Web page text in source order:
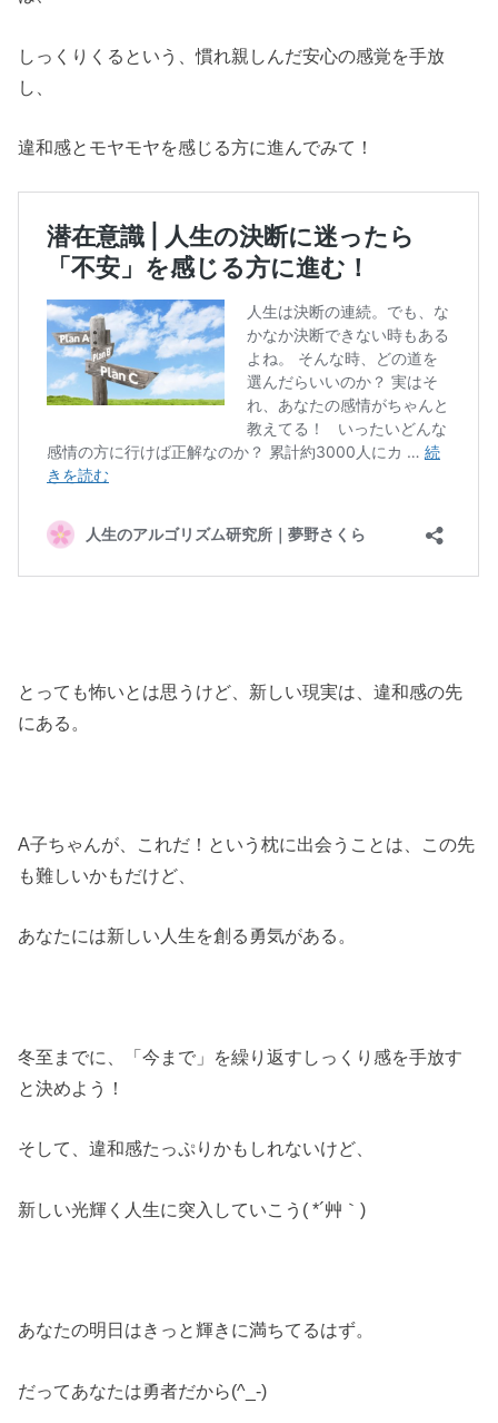
しっくりくるという、慣れ親しんだ安心の感覚を手放
し、
違和感とモヤモヤを感じる方に進んでみて！
とっても怖いとは思うけど、新しい現実は、違和感の先
にある。
A子ちゃんが、これだ！という枕に出会うことは、この先
も難しいかもだけど、
あなたには新しい人生を創る勇気がある。
冬至までに、「今まで」を繰り返すしっくり感を手放す
と決めよう！
そして、違和感たっぷりかもしれないけど、
新しい光輝く人生に突入していこう( *´艸｀)
あなたの明日はきっと輝きに満ちてるはず。
だってあなたは勇者だから(^_-)